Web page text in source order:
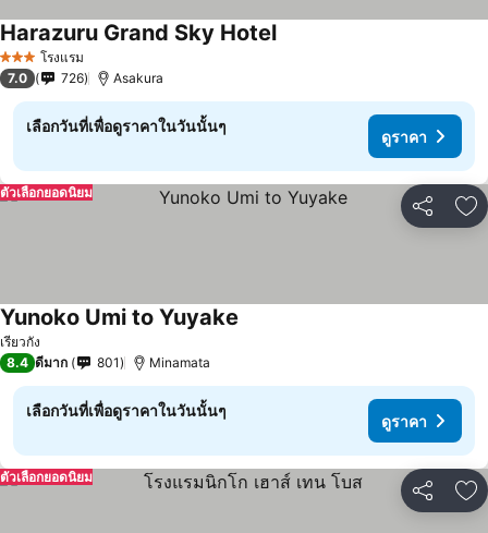
3 ดาว โรงแรม
Harazuru Grand Sky Hotel
7.0 726 Asakura
เลือกวันที่เพื่อดูราคาในวันนั้นๆ
ดูราคา
แชร์ เ
ตัวเลือกยอดนิยม
เรียวกัง
Yunoko Umi to Yuyake
8.4 ดีมาก 801 Minamata
เลือกวันที่เพื่อดูราคาในวันนั้นๆ
ดูราคา
แชร์ เ
ตัวเลือกยอดนิยม